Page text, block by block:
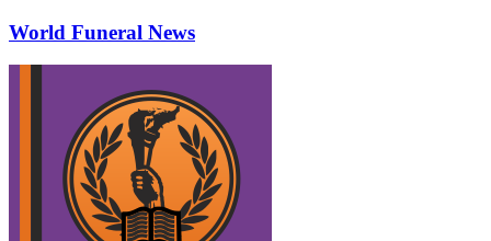
World Funeral News